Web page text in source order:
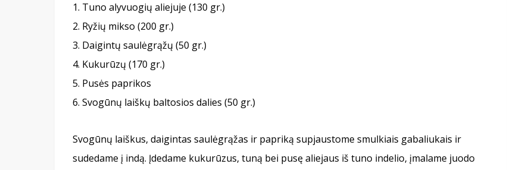
Tuno alyvuogių aliejuje (130 gr.)
Ryžių mikso (200 gr.)
Daigintų saulėgrąžų (50 gr.)
Kukurūzų (170 gr.)
Pusės paprikos
Svogūnų laiškų baltosios dalies (50 gr.)
Svogūnų laiškus, daigintas saulėgrąžas ir papriką supjaustome smulkiais gabaliukais ir
sudedame į indą. Įdedame kukurūzus, tuną bei pusę aliejaus iš tuno indelio, įmalame juodo